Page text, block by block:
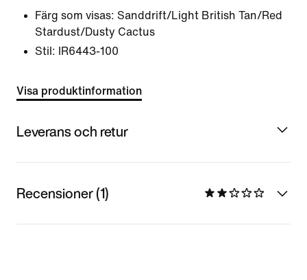
Färg som visas: Sanddrift/Light British Tan/Red
Stardust/Dusty Cactus
Stil:
IR6443-100
Visa produktinformation
Leverans och retur
Recensioner (1)